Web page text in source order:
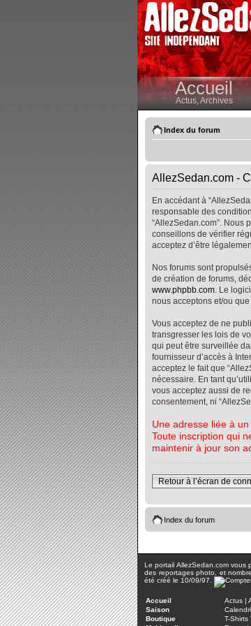
Accueil
Actus,Archives
Index du forum
AllezSedan.com -
En accédant à
responsable des
“AllezSedan.com”. Nous
conseillons de vérifier
acceptez d’être
Nos forums sont
de création de forums,
www.phpbb.com. Le
nous acceptons et/ou
Vous acceptez de ne
transgresser les lois de
qui peut être surveillée
fournisseur d’accès à
acceptez le fait que
nécessaire. En tant
vous acceptez aussi de
consentement, ni
Une adresse liée à
Toute inscription qui
maintenir à jour son
Retour à l’écran de
Index du forum
Le portail AllezSedan.com vous
des reportages photo, et
été créé le 10/09/97.
Accueil Actus |
Saison
Boutique
T-